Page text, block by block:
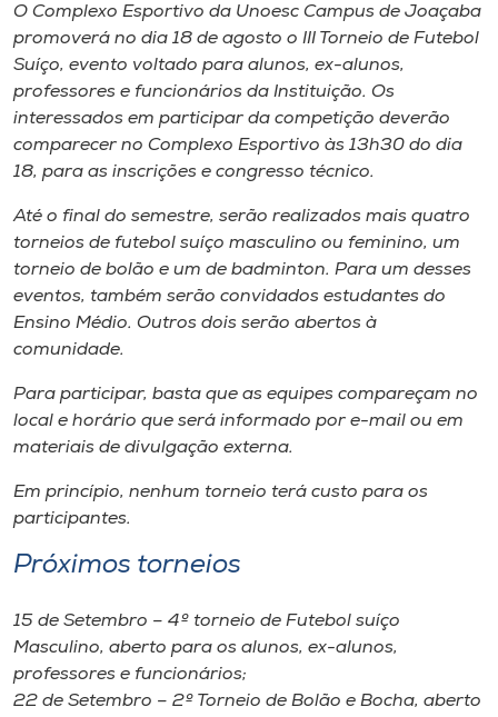
Cultura
CPA
Biblioteca
Editora
Rádio
Museu
Unoesc
Store
Selecione
o idioma
A-
O Complexo Esportivo da Unoesc Campus de Joaçaba
promoverá no dia 18 de agosto o III Torneio de Futebol
Suíço, evento voltado para alunos, ex-alunos,
professores e funcionários da Instituição. Os
interessados em participar da competição deverão
comparecer no Complexo Esportivo às 13h30 do dia
18, para as inscrições e congresso técnico.
Até o final do semestre, serão realizados mais quatro
torneios de futebol suíço masculino ou feminino, um
torneio de bolão e um de badminton. Para um desses
eventos, também serão convidados estudantes do
Ensino Médio. Outros dois serão abertos à
comunidade.
Para participar, basta que as equipes compareçam no
local e horário que será informado por e-mail ou em
materiais de divulgação externa.
Em princípio, nenhum torneio terá custo para os
participantes.
Próximos torneios
15 de Setembro – 4º torneio de Futebol suíço
Masculino, aberto para os alunos, ex-alunos,
professores e funcionários;
22 de Setembro – 2º Torneio de Bolão e Bocha, aberto